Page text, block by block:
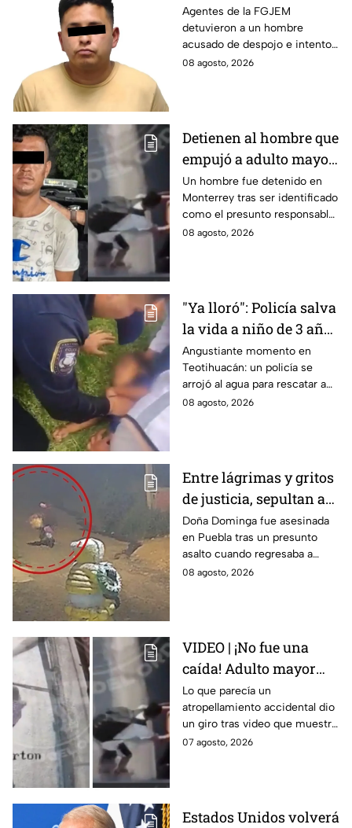
para devolvérsela; cae
otro por despojo en
Edomex
Agentes de la FGJEM
detuvieron a un hombre
acusado de despojo e intento
de extorsión en el Edomex.
08 agosto, 2026
Detienen al hombre que
empujó a adulto mayor
contra tráiler; provocó
su muerte en
Monterrey
Un hombre fue detenido en
Monterrey tras ser identificado
como el presunto responsable
de la muerte de un adulto
08 agosto, 2026
"Ya lloró": Policía salva
la vida a niño de 3 años
que cayó a un lago en
Teotihuacán; aplicó
RCP (VIDEO)
Angustiante momento en
Teotihuacán: un policía se
arrojó al agua para rescatar a
un pequeño que no respiraba y
08 agosto, 2026
Entre lágrimas y gritos
de justicia, sepultan a
doña Dominga, la
abuelita asesinada tras
asalto en Amozoc,
Puebla
Doña Dominga fue asesinada
en Puebla tras un presunto
asalto cuando regresaba a
casa; familiares y amigos la
08 agosto, 2026
VIDEO | ¡No fue una
caída! Adulto mayor
muere atropellado por
tráiler; joven lo empujó
en Monterrey
Lo que parecía un
atropellamiento accidental dio
un giro tras video que muestra
cómo un joven empujó a
07 agosto, 2026
Estados Unidos volverá